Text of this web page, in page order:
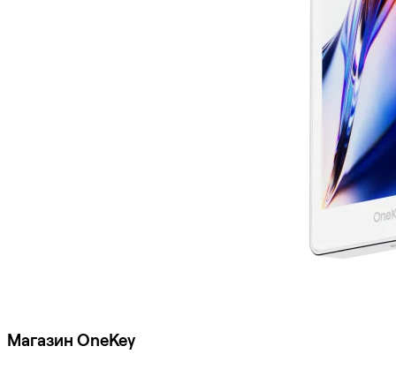
Магазин OneKey